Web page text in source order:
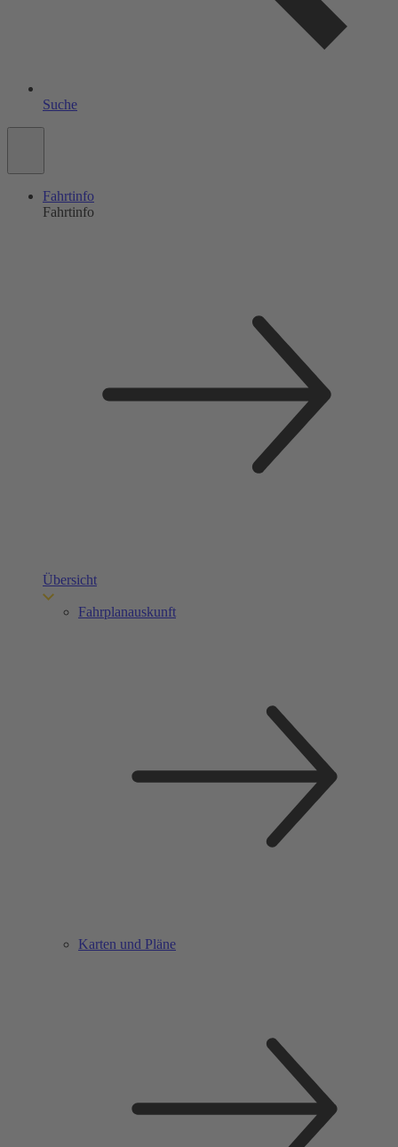
Suche
Fahrtinfo
Fahrtinfo
Übersicht
Fahrplanauskunft
Karten und Pläne